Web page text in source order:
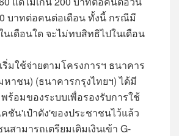
บาทต่อคนต่อเดือน ทั้งนี้ กรณีมี
นเดือนใด จะไม่ทบสิทธิไปในเดือน
ใช้จ่ายตามโครงการฯ ธนาคาร
หาชน) (ธนาคารกรุงไทยฯ) ได้มี
ร้อมของระบบเพื่อรองรับการใช้
ชัน'เป๋าตัง'ของประชาชนไว้แล้ว
ามารถเตรียมเติมเงินเข้า G-